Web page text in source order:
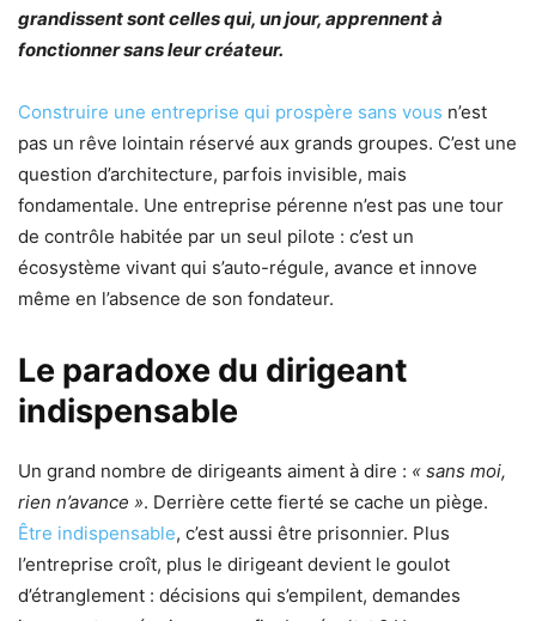
grandissent sont celles qui, un jour, apprennent à
fonctionner sans leur créateur.
Construire une entreprise qui prospère sans vous n’est
pas un rêve lointain réservé aux grands groupes. C’est une
question d’architecture, parfois invisible, mais
fondamentale. Une entreprise pérenne n’est pas une tour
de contrôle habitée par un seul pilote : c’est un
écosystème vivant qui s’auto-régule, avance et innove
même en l’absence de son fondateur.
Le paradoxe du dirigeant
indispensable
Un grand nombre de dirigeants aiment à dire : « sans moi,
rien n’avance ». Derrière cette fierté se cache un piège.
Être indispensable, c’est aussi être prisonnier. Plus
l’entreprise croît, plus le dirigeant devient le goulot
d’étranglement : décisions qui s’empilent, demandes